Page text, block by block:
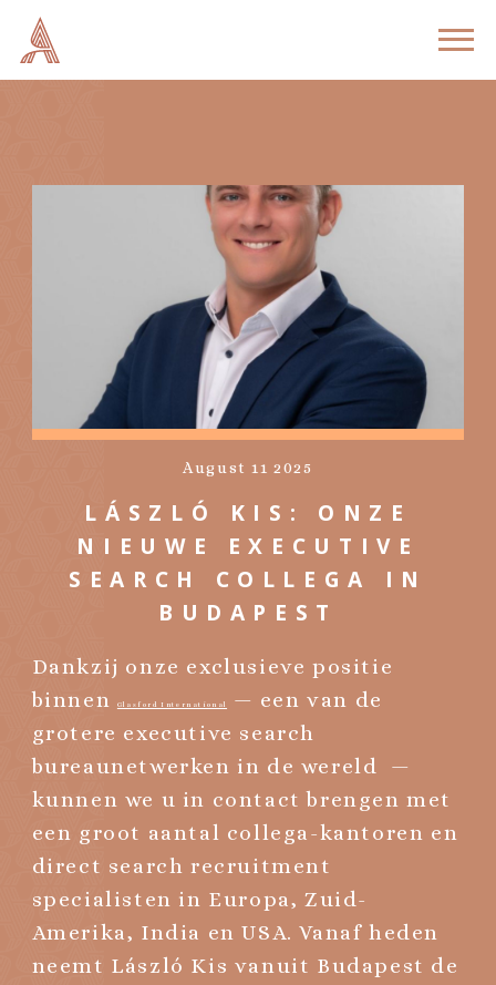
August 11 2025
LÁSZLÓ KIS: ONZE
NIEUWE EXECUTIVE
SEARCH COLLEGA IN
BUDAPEST
Dankzij onze exclusieve positie
binnen
Glasford International
— een van de
grotere executive search
bureaunetwerken in de wereld —
kunnen we u in contact brengen met
een groot aantal collega-kantoren en
direct search recruitment
specialisten in Europa, Zuid-
Amerika, India en USA. Vanaf heden
neemt László Kis vanuit Budapest de